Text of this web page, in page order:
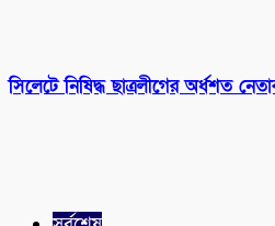
সিলেটে নিষিদ্ধ ছাত্রলীগের অর্ধশত